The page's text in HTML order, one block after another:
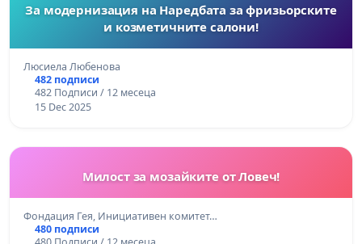
За модернизация на Наредбата за фризьорските
и козметичните салони!
Люсиела Любенова
482 подписи
482 Подписи / 12 месеца
15 Dec 2025
Милост за мозайките от Ловеч!
Фондация Гея, Инициативен комитет…
480 подписи